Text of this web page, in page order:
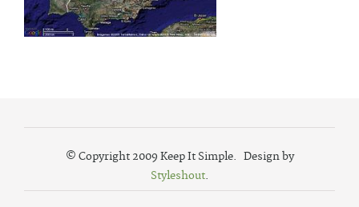
© Copyright 2009 Keep It Simple. Design by
Styleshout.